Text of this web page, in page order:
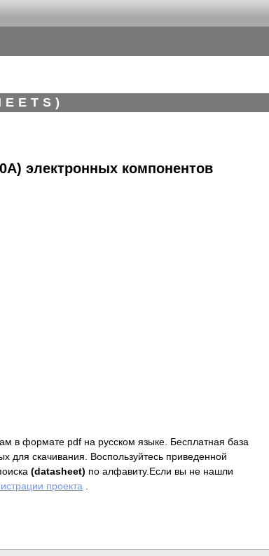
электронных компонентов
в формате pdf на русском языке. Бесплатная база
для скачивания. Воспользуйтесь приведенной
(datasheet) по алфавиту.Если вы не нашли
проекта .